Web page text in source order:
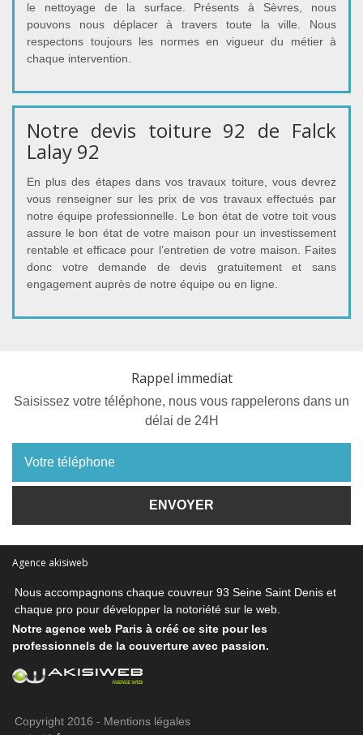
le nettoyage de la surface. Présents à Sèvres, nous
pouvons nous déplacer à travers toute la ville. Nous
respectons toujours les normes en vigueur du métier à
chaque intervention.
Notre devis toiture 92 de Falck
Lalay 92
En plus des étapes dans vos travaux toiture, vous devrez
vous renseigner sur les prix de vos travaux effectués par
notre équipe professionnelle. Le bon état de votre toit vous
assure le bon état de votre maison pour un investissement
rentable et efficace pour l’entretien de votre maison. Faites
donc votre demande de devis gratuitement et sans
engagement auprès de notre équipe ou en ligne.
Rappel immediat
Saisissez votre téléphone, nous vous rappelerons dans un
délai de 24H
Agence akisiweb
Nous accompagnons chaque couvreur 93 Seine Saint Denis et
chaque pro pour développer la notoriété sur le web.
Notre agence web Paris à créé ce site pour les
professionnels de la couverture avec passion.
Copyright 2016 - Mentions légales